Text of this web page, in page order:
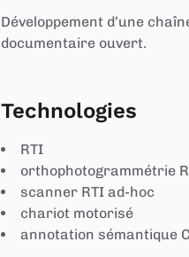
Développement d’une
documentaire ouvert.
Technologies
RTI
orthophotogrammétrie
scanner RTI ad-hoc
chariot motorisé
annotation sémantique